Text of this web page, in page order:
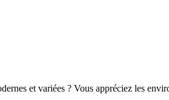
et variées ? Vous appréciez les